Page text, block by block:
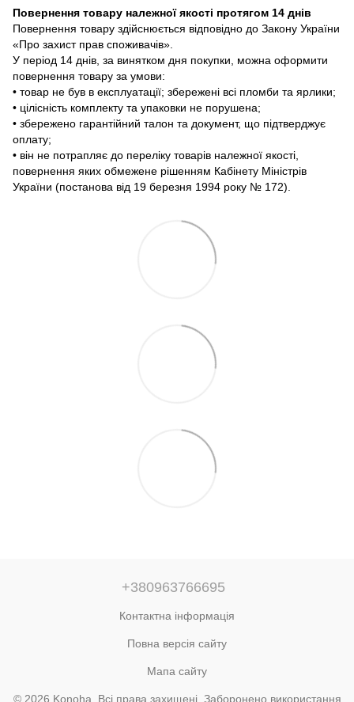
Повернення товару належної якості протягом 14 днів
Повернення товару здійснюється відповідно до Закону України
«Про захист прав споживачів».
У період 14 днів, за винятком дня покупки, можна оформити
повернення товару за умови:
• товар не був в експлуатації; збережені всі пломби та ярлики;
• цілісність комплекту та упаковки не порушена;
• збережено гарантійний талон та документ, що підтверджує
оплату;
• він не потрапляє до переліку товарів належної якості,
повернення яких обмежене рішенням Кабінету Міністрів
України (постанова від 19 березня 1994 року № 172).
+380963766695
Контактна інформація
Повна версія сайту
Мапа сайту
© 2026 Konoha. Всі права захищені. Заборонено використання